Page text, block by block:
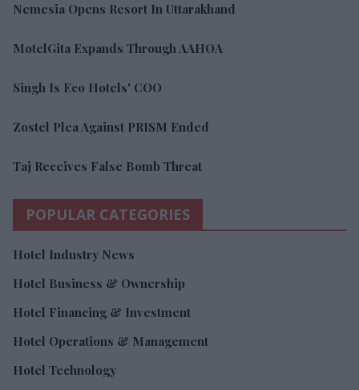
Nemesia Opens Resort In Uttarakhand
MotelGita Expands Through AAHOA
Singh Is Eco Hotels' COO
Zostel Plea Against PRISM Ended
Taj Receives False Bomb Threat
POPULAR CATEGORIES
Hotel Industry News
Hotel Business & Ownership
Hotel Financing & Investment
Hotel Operations & Management
Hotel Technology